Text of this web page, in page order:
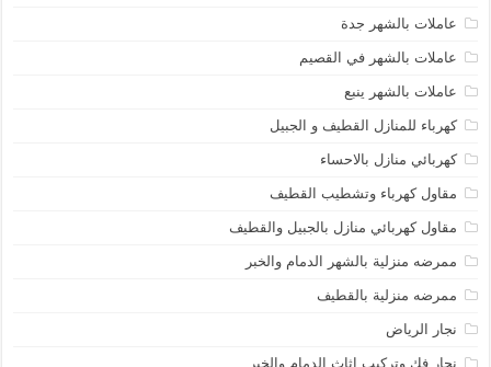
عاملات بالشهر جدة
عاملات بالشهر في القصيم
عاملات بالشهر ينبع
كهرباء للمنازل القطيف و الجبيل
كهربائي منازل بالاحساء
مقاول كهرباء وتشطيب القطيف
مقاول كهربائي منازل بالجبيل والقطيف
ممرضه منزلية بالشهر الدمام والخبر
ممرضه منزلية بالقطيف
نجار الرياض
نجار فك وتركيب اثاث الدمام والخبر